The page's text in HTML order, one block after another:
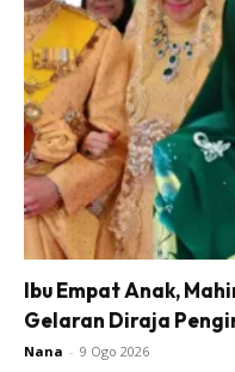
Caranya ambil 3 biji
direndam dalam air
ini akan menghasilkan
Ibu Empat Anak,
Gelaran Diraja
Nana - 9 Ogo 2026